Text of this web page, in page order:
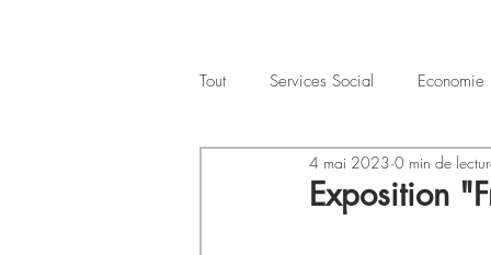
Tout Services Social Economie
Santé - Covid-19 Culture
Exposition
4 mai 2023 0 min de